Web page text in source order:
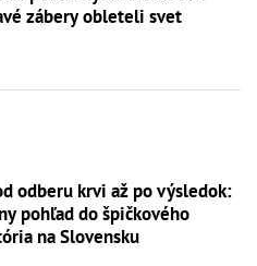
zábery obleteli svet
odberu krvi až po výsledok:
pohľad do špičkového
na Slovensku